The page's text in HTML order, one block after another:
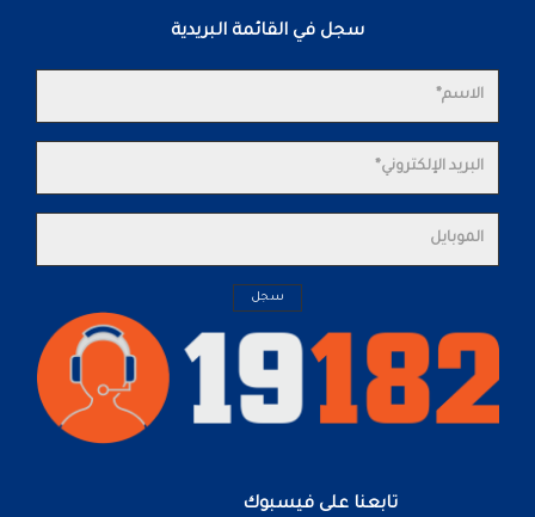
سجل في القائمة البريدية
تابعنا على فيسبوك